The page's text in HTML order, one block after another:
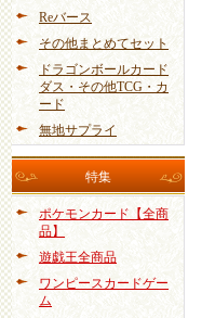
Reバース
その他まとめてセット
ドラゴンボールカード
ダス・その他TCG・カ
ード
無地サプライ
特集
ポケモンカード【全商
品】
遊戯王全商品
ワンピースカードゲー
ム